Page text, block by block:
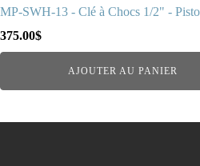
MP-SWH-13 - Clé à Chocs 1/2" -
375.00$
AJOUTER AU PANIER